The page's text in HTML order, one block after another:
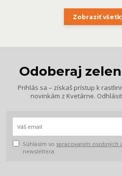
Zobraziť
Odoberaj
Prihlás sa – získaš prístup k
novinkám z Kvetárne.
Súhlasím so spracovaním osobných
newslettera.